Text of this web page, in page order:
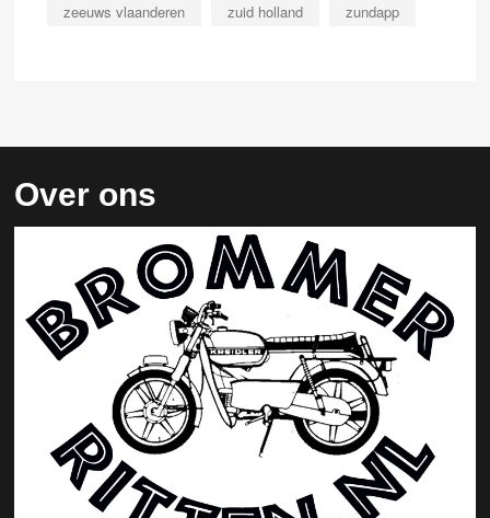
zeeuws vlaanderen
zuid holland zundapp
Over ons